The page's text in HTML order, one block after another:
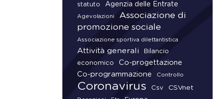
statuto
Agenzia delle Entrate
Agevolazioni
Associazione di
promozione sociale
Associazione sportiva dilettantistica
Attività generali
Bilancio
economico
Co-progettazione
Co-programmazione
Controllo
Coronavirus Csv CSVnet